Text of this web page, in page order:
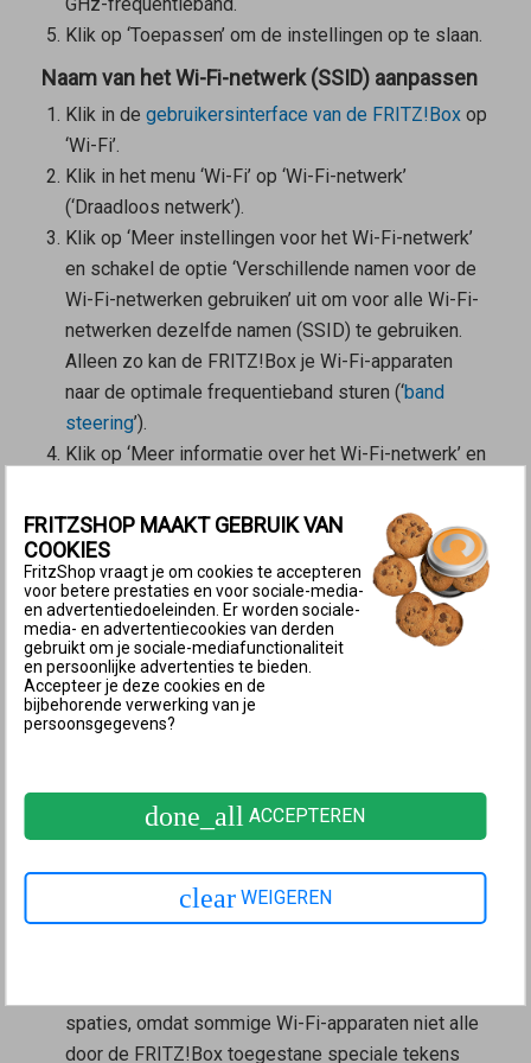
GHz-frequentieband.
Klik op ‘Toepassen’ om de instellingen op te slaan.
Naam van het Wi-Fi-netwerk (SSID) aanpassen
Klik in de gebruikersinterface van de FRITZ!Boxop
‘Wi-Fi’.
Klik in het menu ‘Wi-Fi’ op ‘Wi-Fi-netwerk’
(‘Draadloos netwerk’).
Klik op ‘Meer instellingen voor het Wi-Fi-netwerk’
en schakel de optie ‘Verschillende namen voor de
Wi-Fi-netwerken gebruiken’ uit om voor alle Wi-Fi-
netwerken dezelfde namen (SSID) te gebruiken.
Alleen zo kan de FRITZ!Box je Wi-Fi-apparaten
naar de optimale frequentieband sturen (‘band
steering’).
Klik op ‘Meer informatie over het Wi-Fi-netwerk’ en
verbergen’ uit. Daardoor voorkom je dat sommige
Wi-Fi-apparaten geen verbinding met de
FRITZ!Box tot stand kunnen brengen en maak je het
voor de FRITZ!Box mogelijk je Wi-Fi-apparaten in
het Mesh-netwerk optimaal aan te sturen (‘Mesh
Wi-Fi steering’).
Belangrijk:Wanneer de naam van het Wi-Fi-netwerk
wordt verborgen, kunnen er fouten optreden bij Wi-
werking raden wij aan de naam van het Wi-Fi-
netwerk niet te verbergen.
Als je de naam van het Wi-Fi-netwerk (SSID) van de
FRITZ!Box hebt gewijzigd, verwijder dan alle
speciale tekens uit de naam van he Wi-Fi-netwerk.
spaties, omdat sommige Wi-Fi-apparaten niet alle
door de FRITZ!Box toegestane speciale tekens
FRITZSHOP MAAKT GEBRUIK VAN
COOKIES
FritzShop vraagt je om cookies te accepteren
voor betere prestaties en voor sociale-media-
en advertentiedoeleinden. Er worden sociale-
media- en advertentiecookies van derden
gebruikt om je sociale-mediafunctionaliteit
en persoonlijke advertenties te bieden.
Accepteer je deze cookies en de
bijbehorende verwerking van je
persoonsgegevens?
done_all ACCEPTEREN
clear WEIGEREN